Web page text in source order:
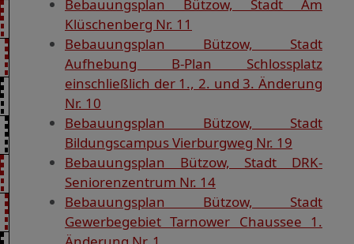
Bebauungsplan Bützow, Stadt Am
Klüschenberg Nr. 11
Bebauungsplan Bützow, Stadt
Aufhebung B-Plan Schlossplatz
einschließlich der 1., 2. und 3. Änderung
Nr. 10
Bebauungsplan Bützow, Stadt
Bildungscampus Vierburgweg Nr. 19
Bebauungsplan Bützow, Stadt DRK-
Seniorenzentrum Nr. 14
Bebauungsplan Bützow, Stadt
Gewerbegebiet Tarnower Chaussee 1.